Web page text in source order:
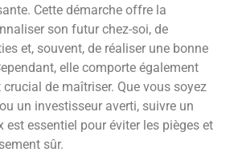
Cette démarche offre la
son futur chez-soi, de
et, souvent, de réaliser une bonne
elle comporte également
crucial de maîtriser. Que vous soyez
un investisseur averti, suivre un
est essentiel pour éviter les pièges et
sûr.